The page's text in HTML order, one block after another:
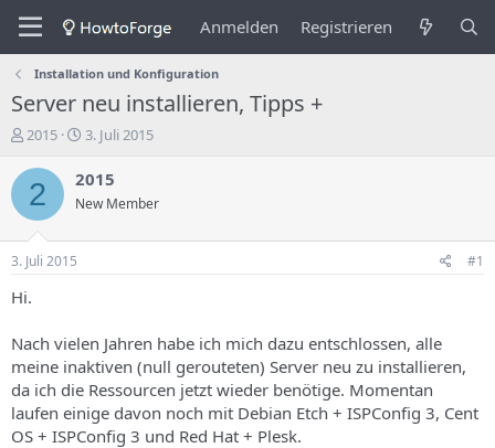
Anmelden Registrieren
Installation und Konfiguration
Server neu installieren, Tipps +
E
s
t
e
l
e
r
s
T
h
e
m
2015
E
s
e
d
a
u
m
3. Juli 2015
2 2015
New Member
3. Juli 2015 #1
Hi.
Nach vielen Jahren habe ich mich dazu entschlossen, alle
meine inaktiven (null gerouteten) Server neu zu installieren,
da ich die Ressourcen jetzt wieder benötige. Momentan
laufen einige davon noch mit Debian Etch + ISPConfig 3, Cent
OS + ISPConfig 3 und Red Hat + Plesk.